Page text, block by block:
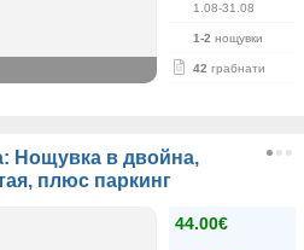
1.08-31.08
1-2 нощувки
42 грабнати
Нощувка в двойна,
плюс паркинг
44.00€